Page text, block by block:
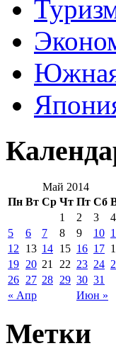
Май 2014
Пн Вт Ср Чт Пт Сб
« Апр Июн »
1 2 3
4
5
6 7 8 9 10
12
13 14 15 16 17
19 20 21 22 23 24
26 27 28 29 30 31
Метки